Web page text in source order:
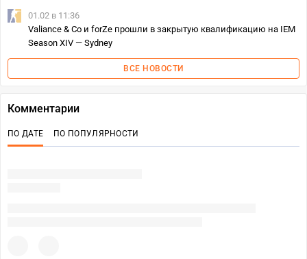
01.02 в 11:36
Valiance & Co и forZe прошли в закрытую квалификацию на IEM
Season XIV — Sydney
ВСЕ НОВОСТИ
Комментарии
ПО ДАТЕ ПО ПОПУЛЯРНОСТИ